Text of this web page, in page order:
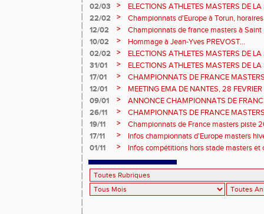
02/03
>
ELECTIONS ATHLETES MASTERS DE
2ème vote : athlètes hommes.
22/02 >
Championnats d'Europe à Torun,
informations...
12/02 >
Championnats de france masters à Saint
février 2026.
10/02 >
Hommage à Jean-Yves PREVOST...
02/02
>
ELECTIONS ATHLETES MASTERS DE
vote : athlètes femmes.
31/01 >
ELECTIONS ATHLETES MASTERS DE
17/01
>
CHAMPIONNATS DE FRANCE
informations sur les inscriptions et report
12/01 >
MEETING EMA DE NANTES, 28
09/01
>
ANNONCE CHAMPIONNATS DE
ÉPREUVES COMBINÉES ET ÉPREUVES
26/11 >
CHAMPIONNATS DE FRANCE
2026, site de l'organisation.
19/11 >
Championnats de France masters piste
17/11
>
Infos championnats d'Europe masters
01/11
> Infos compétitions hors stade masters et